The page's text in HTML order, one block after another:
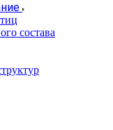
состава